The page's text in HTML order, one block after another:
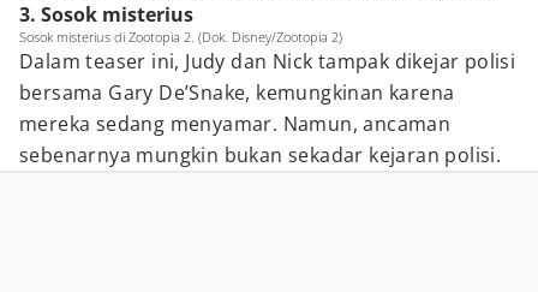
3. Sosok misterius
Sosok misterius di Zootopia 2. (Dok. Disney/Zootopia 2)
Dalam teaser ini, Judy dan Nick tampak dikejar polisi
bersama Gary De’Snake, kemungkinan karena
mereka sedang menyamar. Namun, ancaman
sebenarnya mungkin bukan sekadar kejaran polisi.